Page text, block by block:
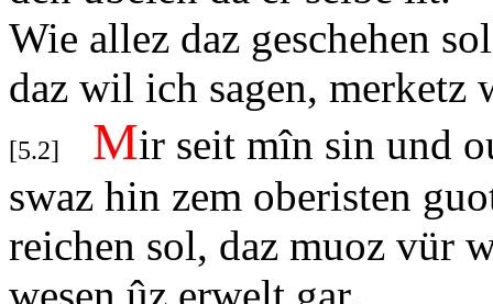
Wie allez daz geschehen
daz wil ich sagen,
[5.2] Mir seit mîn sin und
swaz hin zem oberisten
reichen sol, daz muoz vür